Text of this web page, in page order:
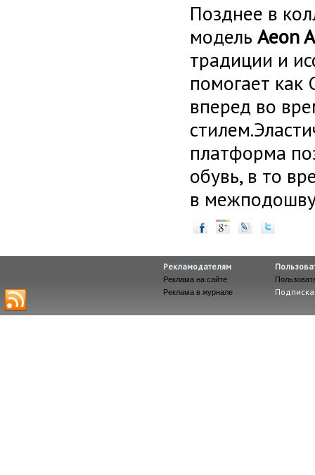
Позднее в
модель Aeon
традиции и
помогает как
вперед во
платформа
обувь, в то
в
Рекламодателям
Реклама на сайте
Реклама в журнале